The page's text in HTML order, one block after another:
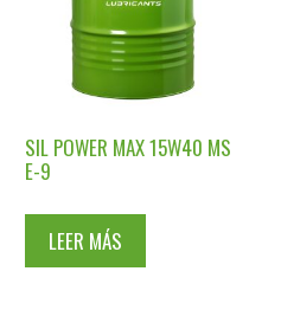
SIL POWER MAX 15W40 MS
E-9
LEER MÁS